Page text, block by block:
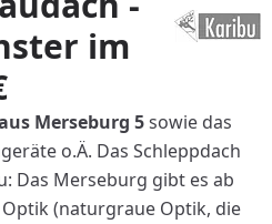
im
Merseburg 5sowie das
o.Ä. Das Schleppdach
Das Merseburg gibt es ab
(naturgraue Optik, die